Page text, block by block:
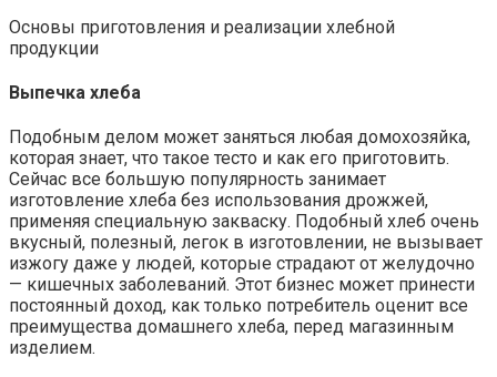
Основы приготовления и реализации хлебной
продукции
Выпечка хлеба
Подобным делом может заняться любая домохозяйка,
которая знает, что такое тесто и как его приготовить.
Сейчас все большую популярность занимает
изготовление хлеба без использования дрожжей,
применяя специальную закваску. Подобный хлеб очень
вкусный, полезный, легок в изготовлении, не вызывает
изжогу даже у людей, которые страдают от желудочно
— кишечных заболеваний. Этот бизнес может принести
постоянный доход, как только потребитель оценит все
преимущества домашнего хлеба, перед магазинным
изделием.